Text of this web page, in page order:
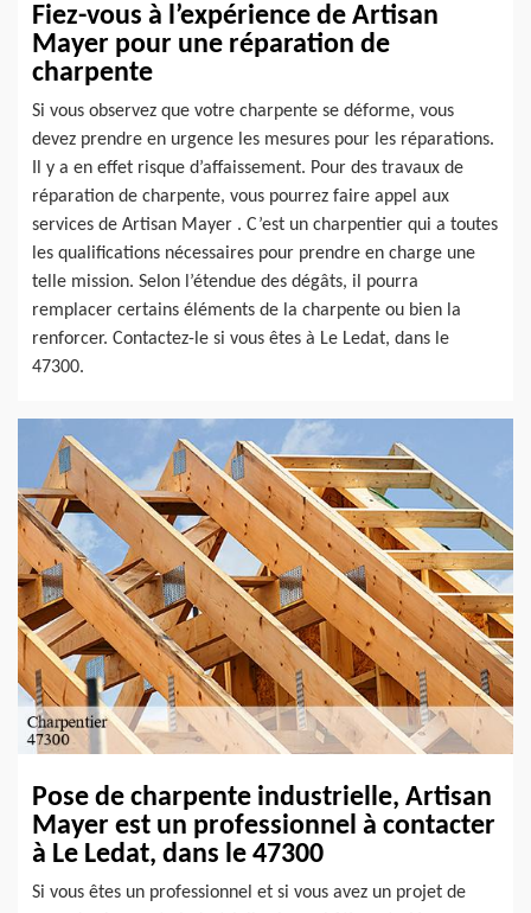
Fiez-vous à l’expérience de Artisan
Mayer pour une réparation de
charpente
Si vous observez que votre charpente se déforme, vous
devez prendre en urgence les mesures pour les réparations.
Il y a en effet risque d’affaissement. Pour des travaux de
réparation de charpente, vous pourrez faire appel aux
services de Artisan Mayer . C’est un charpentier qui a toutes
les qualifications nécessaires pour prendre en charge une
telle mission. Selon l’étendue des dégâts, il pourra
remplacer certains éléments de la charpente ou bien la
renforcer. Contactez-le si vous êtes à Le Ledat, dans le
47300.
Pose de charpente industrielle, Artisan
Mayer est un professionnel à contacter
à Le Ledat, dans le 47300
Si vous êtes un professionnel et si vous avez un projet de